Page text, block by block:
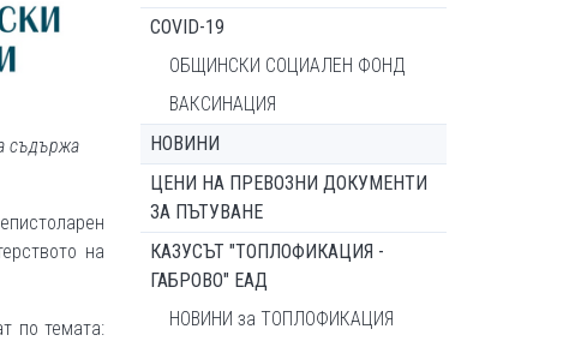
съдържа
на
по темата:
COVID-19
ОБЩИНСКИ СОЦИАЛЕН ФОНД
ВАКСИНАЦИЯ
НОВИНИ
ЦЕНИ НА ПРЕВОЗНИ ДОКУМЕНТИ
ЗА ПЪТУВАНЕ
КАЗУСЪТ "ТОПЛОФИКАЦИЯ -
ГАБРОВО" ЕАД
НОВИНИ за ТОПЛОФИКАЦИЯ